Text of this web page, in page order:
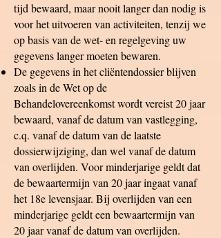
tijd bewaard, maar nooit langer dan nodig is
voor het uitvoeren van activiteiten, tenzij we
op basis van de wet- en regelgeving uw
gegevens langer moeten bewaren.
De gegevens in het cliëntendossier blijven
zoals in de Wet op de
Behandelovereenkomst wordt vereist 20 jaar
bewaard, vanaf de datum van vastlegging,
c.q. vanaf de datum van de laatste
dossierwijziging, dan wel vanaf de datum
van overlijden. Voor minderjarige geldt dat
de bewaartermijn van 20 jaar ingaat vanaf
het 18e levensjaar. Bij overlijden van een
minderjarige geldt een bewaartermijn van
20 jaar vanaf de datum van overlijden.